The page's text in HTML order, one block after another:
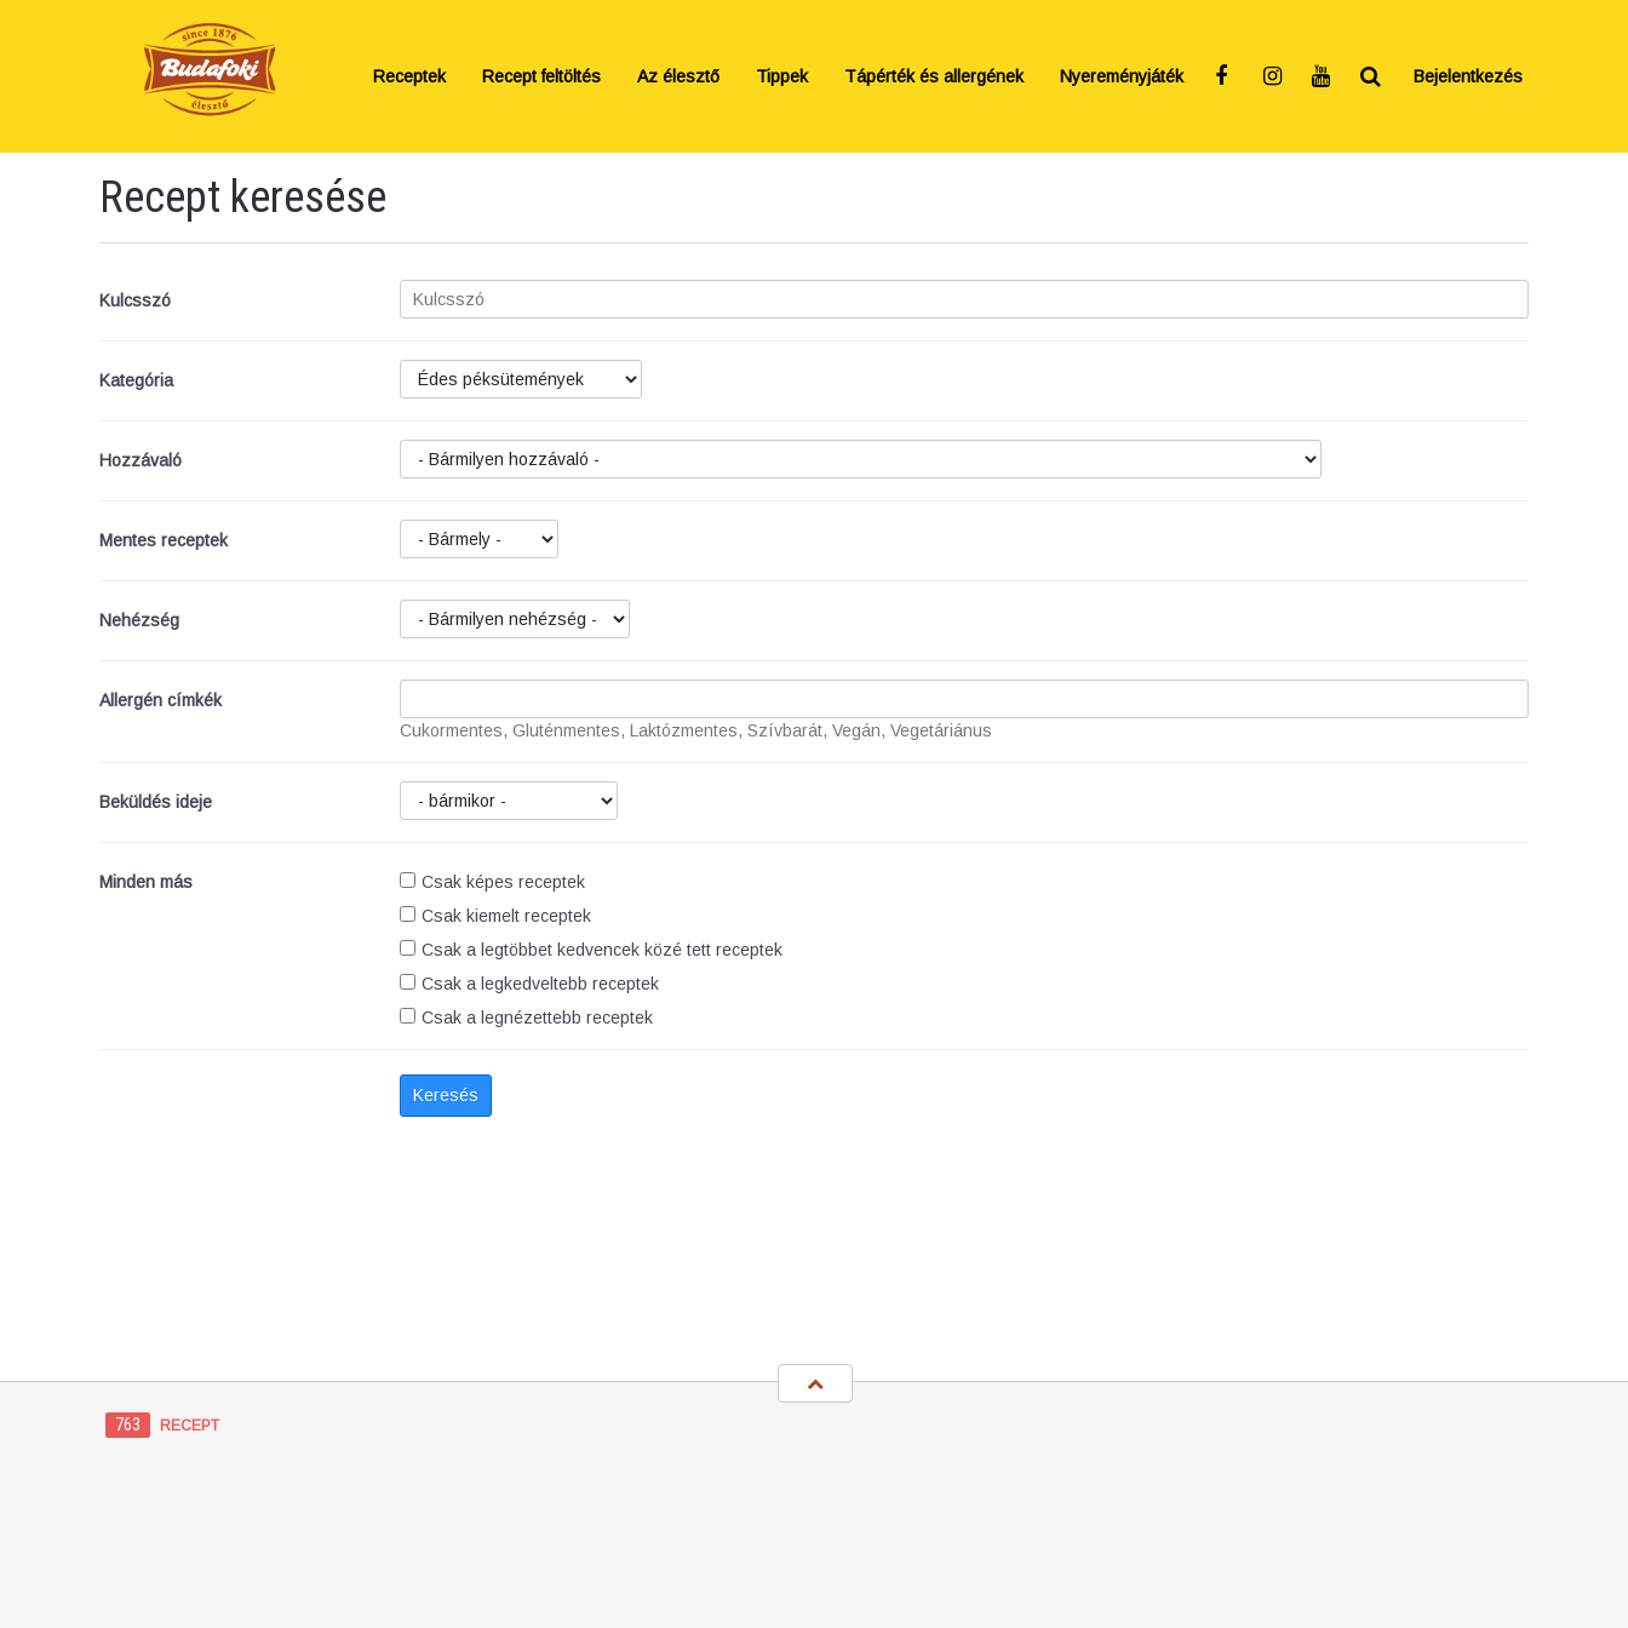
Receptek Recept feltöltés Az élesztő Tippek Tápérték és allergének Nyereményjáték Bejelentkezés
Recept keresése
Kulcsszó
Kategória
Hozzávaló
Mentes receptek
Nehézség
Allergén címkék
Cukormentes, Gluténmentes, Laktózmentes, Szívbarát, Vegán, Vegetáriánus
Beküldés ideje
Minden más
Csak képes receptek
Csak kiemelt receptek
Csak a legtöbbet kedvencek közé tett receptek
Csak a legkedveltebb receptek
Csak a legnézettebb receptek
Keresés
763 RECEPT